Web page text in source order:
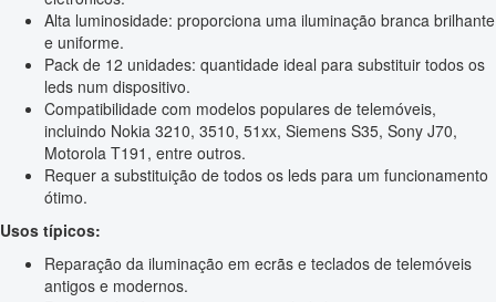
Alta luminosidade: proporciona uma iluminação branca brilhante
e uniforme.
Pack de 12 unidades: quantidade ideal para substituir todos os
leds num dispositivo.
Compatibilidade com modelos populares de telemóveis,
incluindo Nokia 3210, 3510, 51xx, Siemens S35, Sony J70,
Motorola T191, entre outros.
Requer a substituição de todos os leds para um funcionamento
ótimo.
Usos típicos:
Reparação da iluminação em ecrãs e teclados de telemóveis
antigos e modernos.